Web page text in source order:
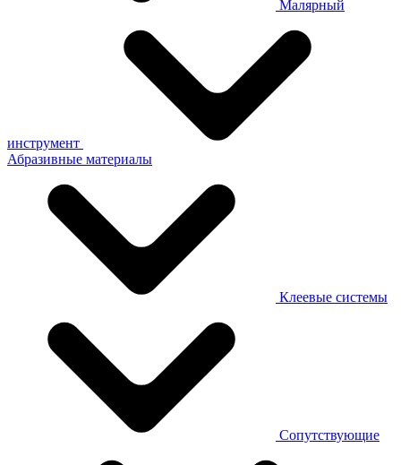
Малярный
инструмент
Абразивные материалы
Клеевые системы
Сопутствующие